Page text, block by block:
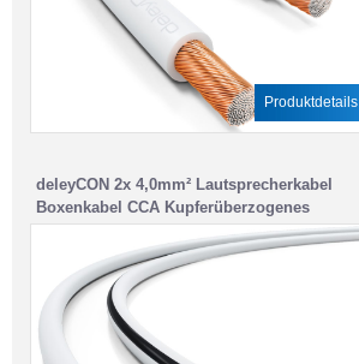
Produktdetails
deleyCON 2x 4,0mm² Lautsprecherkabel
Boxenkabel CCA Kupferüberzogenes
Aluminium 2x56x0,30mm Litze – Weiß